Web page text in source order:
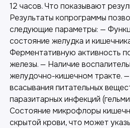
12 часов. Что показывают
Результаты копрограммы
следующие параметры: —
состояние желудка и
Ферментативную активность
железы. — Наличие
желудочно-кишечном тракте.
всасывания питательных
паразитарных инфекций
Состояние микрофлоры
скрытой крови, что может